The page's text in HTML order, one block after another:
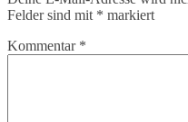
Felder sind mit * markiert
Kommentar *